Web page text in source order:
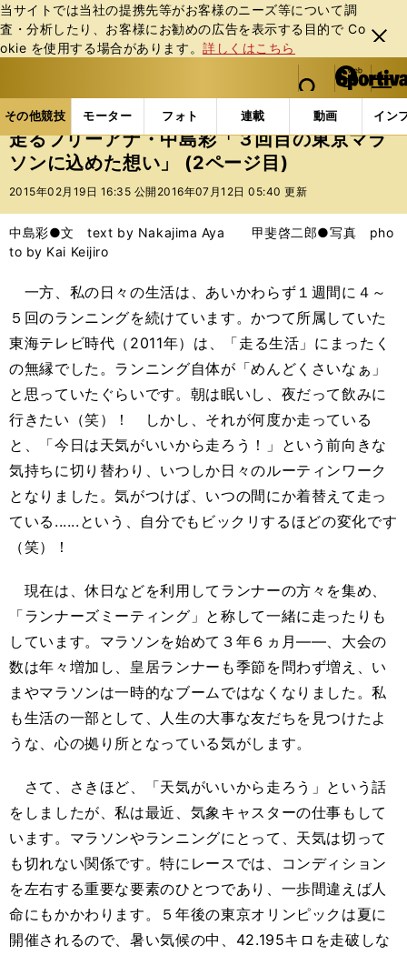
当サイトでは当社の提携先等がお客様のニーズ等について調
査・分析したり、お客様にお勧めの広告を表⽰する⽬的で Co
okie を使⽤する場合があります。詳しくはこちら
閉じ
る
web Sportiva (webスポルティーバ)
検索
マイペ
ー
ジ
メニュ
その他競技 モーター フォト 連載 動画 イン
ス
ポ
ル
バ
その他競技の記事一覧 陸上 走るフリーアナ・中島
走るフリーアナ・中島彩「３回目の東京マラ
ソンに込めた想い」 (2ページ目)
2015年02月19日 16:35 公開 2016年07月12日 05:40 更新
中島彩●文 text by Nakajima Aya 甲斐啓二郎●写真 pho
to by Kai Keijiro
一方、私の日々の生活は、あいかわらず１週間に４～
５回のランニングを続けています。かつて所属していた
東海テレビ時代（2011年）は、「走る生活」にまったく
の無縁でした。ランニング自体が「めんどくさいなぁ」
と思っていたぐらいです。朝は眠いし、夜だって飲みに
行きたい（笑）！ しかし、それが何度か走っている
と、「今日は天気がいいから走ろう！」という前向きな
気持ちに切り替わり、いつしか日々のルーティンワーク
となりました。気がつけば、いつの間にか着替えて走っ
ている......という、自分でもビックリするほどの変化です
（笑）！
現在は、休日などを利用してランナーの方々を集め、
「ランナーズミーティング」と称して一緒に走ったりも
しています。マラソンを始めて３年６ヵ月――、大会の
数は年々増加し、皇居ランナーも季節を問わず増え、い
まやマラソンは一時的なブームではなくなりました。私
も生活の一部として、人生の大事な友だちを見つけたよ
うな、心の拠り所となっている気がします。
さて、さきほど、「天気がいいから走ろう」という話
をしましたが、私は最近、気象キャスターの仕事もして
います。マラソンやランニングにとって、天気は切って
も切れない関係です。特にレースでは、コンディション
を左右する重要な要素のひとつであり、一歩間違えば人
命にもかかわります。５年後の東京オリンピックは夏に
開催されるので、暑い気候の中、42.195キロを走破しな